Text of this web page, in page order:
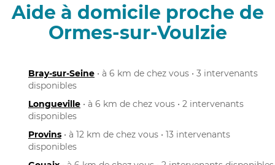
Aide à domicile proche de
Ormes-sur-Voulzie
Bray-sur-Seine • à 6 km de chez vous • 3 intervenants
disponibles
Longueville • à 6 km de chez vous • 2 intervenants
disponibles
Provins • à 12 km de chez vous • 13 intervenants
disponibles